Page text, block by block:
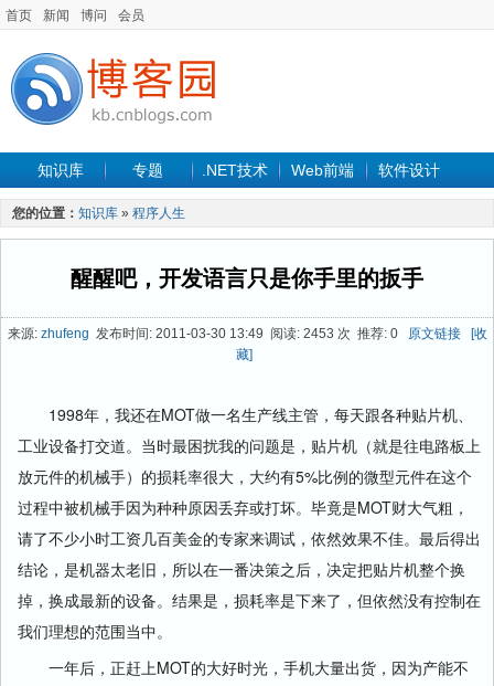
首页 新闻 博问 会员
知识库 专题 .NET技术 Web前端 软件设计
手机开发 软件工程
最新文章
您的位置： 知识库 » 程序人生
醒醒吧，开发语言只是你手里的扳手
来源: zhufeng 发布时间: 2011-03-30 13:49 阅读: 2453 次 推荐: 0 原文链接
[收
藏]
1998年，我还在MOT做一名生产线主管，每天跟各种贴片机、
工业设备打交道。当时最困扰我的问题是，贴片机（就是往电路板上
放元件的机械手）的损耗率很大，大约有5%比例的微型元件在这个
过程中被机械手因为种种原因丢弃或打坏。毕竟是MOT财大气粗，
请了不少小时工资几百美金的专家来调试，依然效果不佳。最后得出
结论，是机器太老旧，所以在一番决策之后，决定把贴片机整个换
掉，换成最新的设备。结果是，损耗率是下来了，但依然没有控制在
我们理想的范围当中。
一年后，正赶上MOT的大好时光，手机大量出货，因为产能不